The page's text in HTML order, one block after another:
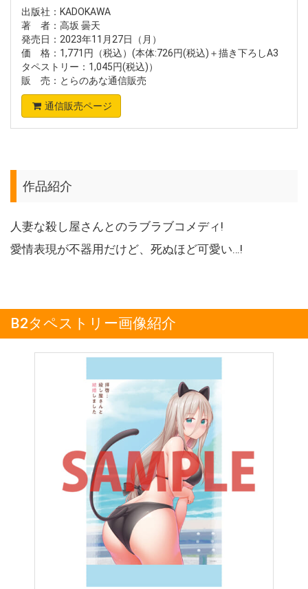
出版社：KADOKAWA
著 者：高坂 曇天
発売日：2023年11月27日（月）
価 格：1,771円（税込）(本体:726円(税込)＋描き下ろしA3
タペストリー：1,045円(税込)）
販 売：とらのあな通信販売
通信販売ページ
作品紹介
人妻な殺し屋さんとのラブラブコメディ!
愛情表現が不器用だけど、死ぬほど可愛い…!
B2タペストリー画像紹介